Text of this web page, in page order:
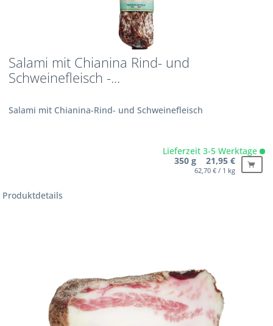
Salami mit Chianina Rind- und
Schweinefleisch -...
Salami mit Chianina-Rind- und Schweinefleisch
Lieferzeit 3-5 Werktage
350 g 21,95 €
62,70 € / 1 kg
Produktdetails